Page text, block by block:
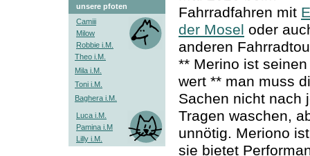
unsere pfoten
Camiii
Milow
Robbie i.M.
Theo i.M.
Mila i.M.
Toni i.M.
Baghera i.M.
Luca i.M.
Pamina i.M
Lilly i.M.
Fahrradfahren mit
der Mosel oder
anderen
** Merino ist
wert ** man muss
Sachen nicht nach
Tragen waschen,
unnötig. Meriono
sie bietet